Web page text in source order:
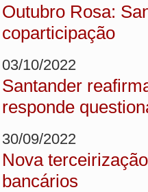
Outubro Rosa:
coparticipação
03/10/2022
Santander
responde
30/09/2022
Nova
bancários